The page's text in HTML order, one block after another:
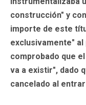
construcción" y
importe de este
exclusivamente"
comprobado que
va a existir", dado
cancelado al